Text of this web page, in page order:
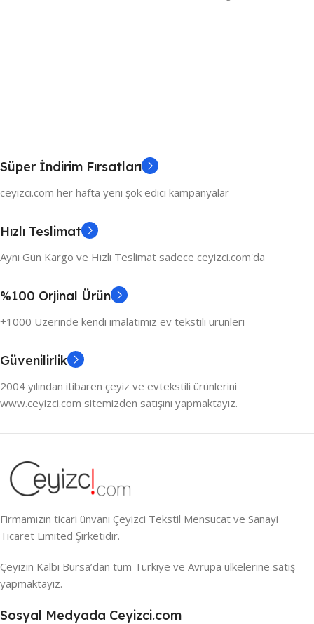
Süper İndirim Fırsatları
ceyizci.com her hafta yeni şok edici kampanyalar
Hızlı Teslimat
Aynı Gün Kargo ve Hızlı Teslimat sadece ceyizci.com'da
%100 Orjinal Ürün
+1000 Üzerinde kendi imalatımız ev tekstili ürünleri
Güvenilirlik
2004 yılından itibaren çeyiz ve evtekstili ürünlerini
www.ceyizci.com sitemizden satışını yapmaktayız.
Firmamızın ticari ünvanı Çeyizci Tekstil Mensucat ve Sanayi
Ticaret Limited Şirketidir.
Çeyizin Kalbi Bursa’dan tüm Türkiye ve Avrupa ülkelerine satış
yapmaktayız.
Sosyal Medyada Ceyizci.com